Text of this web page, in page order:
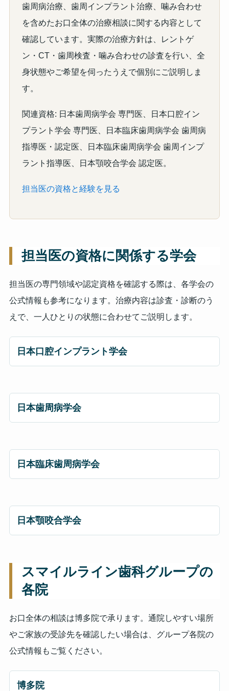
歯周病治療、歯周インプラント治療、噛み合わせ
を含めたお口全体の治療相談に関する内容として
確認しています。実際の治療方針は、レントゲ
ン・CT・歯周検査・噛み合わせの診査を行い、全
身状態やご希望を伺ったうえで個別にご説明しま
す。
関連資格: 日本歯周病学会 専門医、日本口腔イン
プラント学会 専門医、日本臨床歯周病学会 歯周病
指導医・認定医、日本臨床歯周病学会 歯周インプ
ラント指導医、日本顎咬合学会 認定医。
担当医の資格と経験を見る
担当医の資格に関係する学会
担当医の専門領域や認定資格を確認する際は、各学会の
公式情報も参考になります。治療内容は診査・診断のう
えで、一人ひとりの状態に合わせてご説明します。
日本口腔インプラント学会
日本歯周病学会
日本臨床歯周病学会
日本顎咬合学会
スマイルライン歯科グループの
各院
お口全体の相談は博多院で承ります。通院しやすい場所
やご家族の受診先を確認したい場合は、グループ各院の
公式情報もご覧ください。
博多院